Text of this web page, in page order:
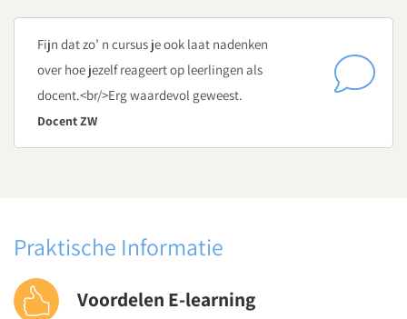
Fijn dat zo’ n cursus je ook laat nadenken
over hoe jezelf reageert op leerlingen als
docent.<br/>Erg waardevol geweest.
Docent ZW
Praktische Informatie
Voordelen E-learning